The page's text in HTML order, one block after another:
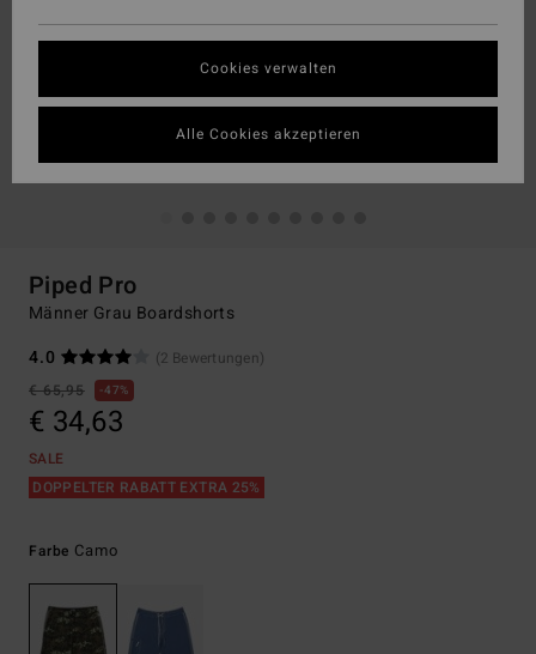
Piped Pro
Männer Grau Boardshorts
4.0
(2 Bewertungen)
€ 65,95
47%
€ 34,63
SALE
DOPPELTER RABATT EXTRA 25%
Farbe Camo
Cookies verwalten
Alle Cookies akzeptieren